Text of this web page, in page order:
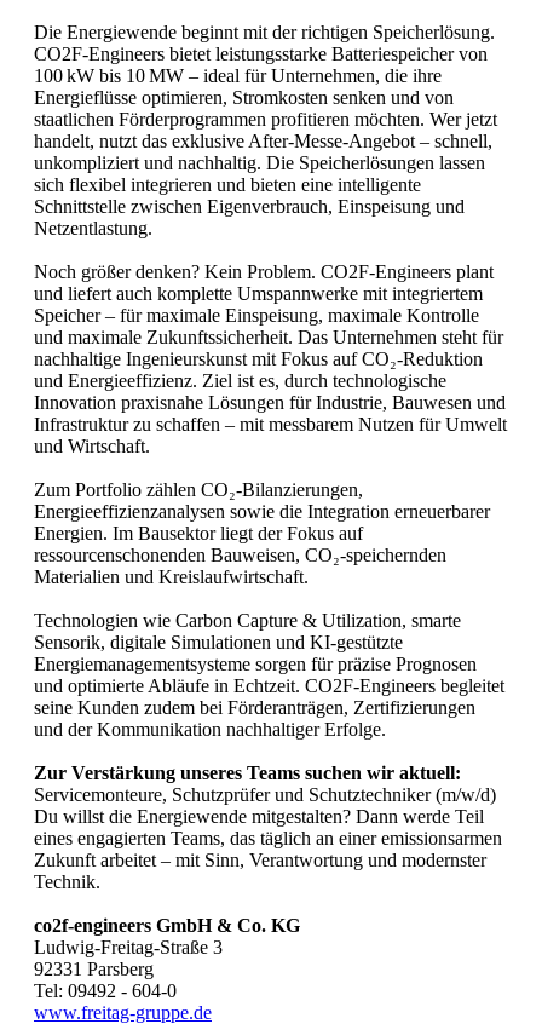
Die Energiewende beginnt mit der richtigen Speicherlösung.
CO2F-Engineers bietet leistungsstarke Batteriespeicher von
100 kW bis 10 MW – ideal für Unternehmen, die ihre
Energieflüsse optimieren, Stromkosten senken und von
staatlichen Förderprogrammen profitieren möchten. Wer jetzt
handelt, nutzt das exklusive After-Messe-Angebot – schnell,
unkompliziert und nachhaltig. Die Speicherlösungen lassen
sich flexibel integrieren und bieten eine intelligente
Schnittstelle zwischen Eigenverbrauch, Einspeisung und
Netzentlastung.
Noch größer denken? Kein Problem. CO2F-Engineers plant
und liefert auch komplette Umspannwerke mit integriertem
Speicher – für maximale Einspeisung, maximale Kontrolle
und maximale Zukunftssicherheit. Das Unternehmen steht für
nachhaltige Ingenieurskunst mit Fokus auf CO₂-Reduktion
und Energieeffizienz. Ziel ist es, durch technologische
Innovation praxisnahe Lösungen für Industrie, Bauwesen und
Infrastruktur zu schaffen – mit messbarem Nutzen für Umwelt
und Wirtschaft.
Zum Portfolio zählen CO₂-Bilanzierungen,
Energieeffizienzanalysen sowie die Integration erneuerbarer
Energien. Im Bausektor liegt der Fokus auf
ressourcenschonenden Bauweisen, CO₂-speichernden
Materialien und Kreislaufwirtschaft.
Technologien wie Carbon Capture & Utilization, smarte
Sensorik, digitale Simulationen und KI-gestützte
Energiemanagementsysteme sorgen für präzise Prognosen
und optimierte Abläufe in Echtzeit. CO2F-Engineers begleitet
seine Kunden zudem bei Förderanträgen, Zertifizierungen
und der Kommunikation nachhaltiger Erfolge.
Zur Verstärkung unseres Teams suchen wir aktuell:
Servicemonteure, Schutzprüfer und Schutztechniker (m/w/d)
Du willst die Energiewende mitgestalten? Dann werde Teil
eines engagierten Teams, das täglich an einer emissionsarmen
Zukunft arbeitet – mit Sinn, Verantwortung und modernster
Technik.
co2f-engineers GmbH & Co. KG
Ludwig-Freitag-Straße 3
92331 Parsberg
Tel: 09492 - 604-0
www.freitag-gruppe.de